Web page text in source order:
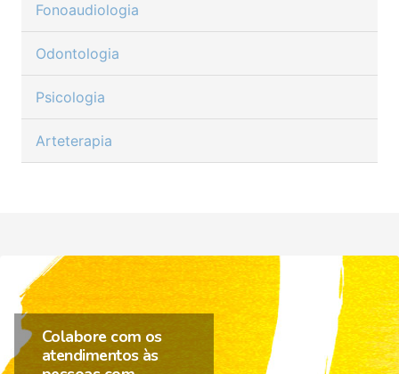
Fonoaudiologia
Odontologia
Psicologia
Arteterapia
Colabore com os
atendimentos às